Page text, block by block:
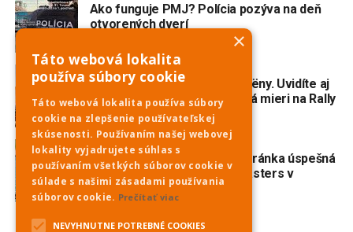
Ako funguje PMJ? Polícia pozýva na deň
otvorených dverí
AKTUALITY 3 dni ago
Do Piešťan mieria opäť Citroëny. Uvidíte aj
dvojmotorovú „kačicu“, ktorá mieri na Rally
Dakar Classic
ŠPORT 4 dni ago
Veslovanie: Piešťanská veteránka úspešná
na prestížnej regate Euromasters v
Mníchove
×
Táto webová lokalita
používa súbory cookie
Táto webová lokalita používa súbory
cookie na zlepšenie používateľskej
skúsenosti. Používaním našej webovej
lokality vyjadrujete súhlas s
používaním všetkých súborov cookie v
súlade s našimi zásadami používania
súborov cookie. Prečítať viac
NEVYHNUTNE POTREBNÉ COOKIES